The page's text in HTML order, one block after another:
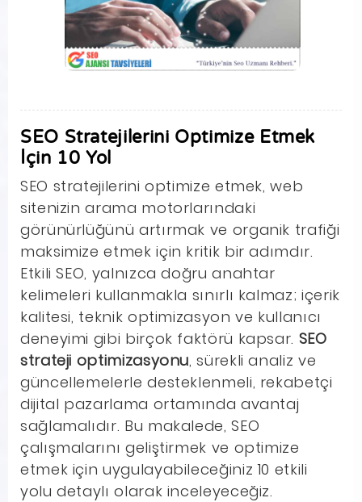
SEO Stratejilerini Optimize Etmek
İçin 10 Yol
SEO stratejilerini optimize etmek, web
sitenizin arama motorlarındaki
görünürlüğünü artırmak ve organik trafiği
maksimize etmek için kritik bir adımdır.
Etkili SEO, yalnızca doğru anahtar
kelimeleri kullanmakla sınırlı kalmaz; içerik
kalitesi, teknik optimizasyon ve kullanıcı
deneyimi gibi birçok faktörü kapsar. SEO
strateji optimizasyonu, sürekli analiz ve
güncellemelerle desteklenmeli, rekabetçi
dijital pazarlama ortamında avantaj
sağlamalıdır. Bu makalede, SEO
çalışmalarını geliştirmek ve optimize
etmek için uygulayabileceğiniz 10 etkili
yolu detaylı olarak inceleyeceğiz.